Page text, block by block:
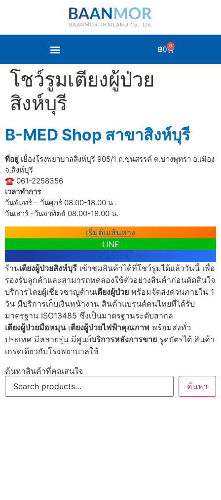
฿0 0
โชว์รูมเตียงผู้ป่วย
สิงห์บุรี
B-MED Shop สาขาสิงห์บุรี
ที่อยู่ เยื้องโรงพยาบาลสิงห์บุรี 905/1 ถ.ขุนสรรค์ ต.บางพุทรา อ.เมือง
จ.สิงห์บุรี
☎ 061-2258356
เวลาทำการ
วันจันทร์ – วันศุกร์ 08.00-18.00 น .
วันเสาร์ -วันอาทิตย์ 08.00-18.00 น.
เริ่มต้นเส้นทาง
LINE
Facebook
ร้านเตียงผู้ป่วยสิงห์บุรี เข้าชมสินค้าได้ที่โชว์รูมได้แล้ววันนี้ เพื่อ
รองรับลูกค้าและสามารถทดลองใช้ตัวอย่างสินค้าก่อนตัดสินใจ
บริการโดยผู้เชี่ยวชาญด้านเตียงผู้ป่วย พร้อมจัดส่งด่วนภายใน 1
วัน มีบริการเก็บเงินหน้างาน สินค้าแบรนด์คนไทยที่ได้รับ
มาตรฐาน ISO13485 ซึ่งเป็นมาตรฐานระดับสากล
เตียงผู้ป่วยมือหมุนเตียงผู้ป่วยไฟฟ้าคุณภาพ พร้อมส่งทั่ว
ประเทศ มีหลายรุ่น มีศูนย์บริการหลังการขาย รูดบัตรได้ สินค้า
เกรดเดียวกับโรงพยาบาลใช้
ค้นหาสินค้าที่คุณสนใจ
ค้นหา